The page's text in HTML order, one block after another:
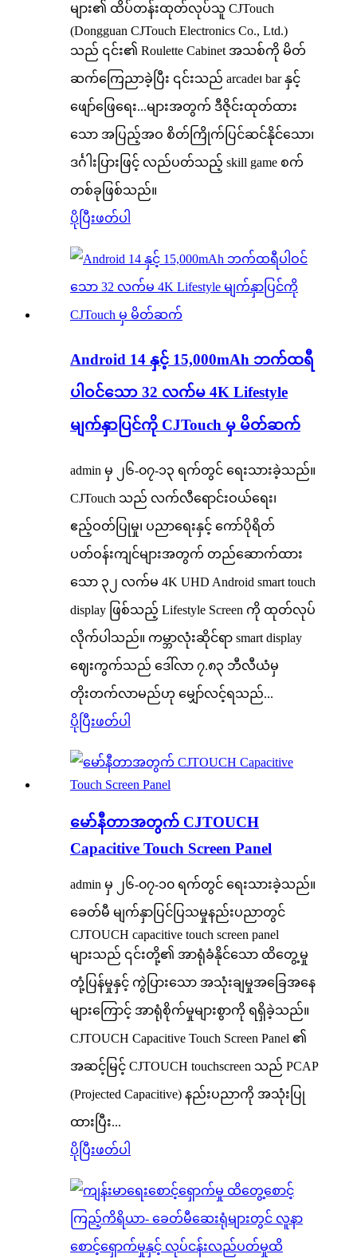
များ၏ ထိပ်တန်းထုတ်လုပ်သူ CJTouch
(Dongguan CJTouch Electronics Co., Ltd.)
သည် ၎င်း၏ Roulette Cabinet အသစ်ကို မိတ်
ဆက်ကြေညာခဲ့ပြီး ၎င်းသည် arcade၊ bar နှင့်
ဖျော်ဖြေရေး...များအတွက် ဒီဇိုင်းထုတ်ထား
သော အပြည့်အဝ စိတ်ကြိုက်ပြင်ဆင်နိုင်သော၊
ဒင်္ဂါးပြားဖြင့် လည်ပတ်သည့် skill game စက်
တစ်ခုဖြစ်သည်။
ပိုပြီးဖတ်ပါ
Android 14 နှင့် 15,000mAh ဘက်ထရီ
ပါဝင်သော 32 လက်မ 4K Lifestyle
မျက်နှာပြင်ကို CJTouch မှ မိတ်ဆက်
admin မှ ၂၆-၀၇-၁၃ ရက်တွင် ရေးသားခဲ့သည်။
CJTouch သည် လက်လီရောင်းဝယ်ရေး၊
ဧည့်ဝတ်ပြုမှု၊ ပညာရေးနှင့် ကော်ပိုရိတ်
ပတ်ဝန်းကျင်များအတွက် တည်ဆောက်ထား
သော ၃၂ လက်မ 4K UHD Android smart touch
display ဖြစ်သည့် Lifestyle Screen ကို ထုတ်လုပ်
လိုက်ပါသည်။ ကမ္ဘာလုံးဆိုင်ရာ smart display
ဈေးကွက်သည် ဒေါ်လာ ၇.၈၃ ဘီလီယံမှ
တိုးတက်လာမည်ဟု မျှော်လင့်ရသည်...
ပိုပြီးဖတ်ပါ
မော်နီတာအတွက် CJTOUCH
Capacitive Touch Screen Panel
admin မှ ၂၆-၀၇-၁၀ ရက်တွင် ရေးသားခဲ့သည်။
ခေတ်မီ မျက်နှာပြင်ပြသမှုနည်းပညာတွင်
CJTOUCH capacitive touch screen panel
များသည် ၎င်းတို့၏ အာရုံခံနိုင်သော ထိတွေ့မှု
တုံ့ပြန်မှုနှင့် ကွဲပြားသော အသုံးချမှုအခြေအနေ
များကြောင့် အာရုံစိုက်မှုများစွာကို ရရှိခဲ့သည်။
CJTOUCH Capacitive Touch Screen Panel ၏
အဆင့်မြင့် CJTOUCH touchscreen သည် PCAP
(Projected Capacitive) နည်းပညာကို အသုံးပြု
ထားပြီး...
ပိုပြီးဖတ်ပါ